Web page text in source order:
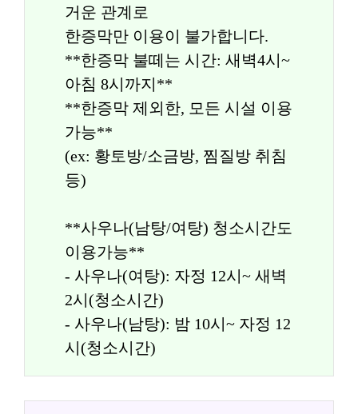
거운 관계로
한증막만 이용이 불가합니다.
**한증막 불떼는 시간: 새벽4시~
아침 8시까지**
**한증막 제외한, 모든 시설 이용
가능**
(ex: 황토방/소금방, 찜질방 취침
등)
**사우나(남탕/여탕) 청소시간도
이용가능**
- 사우나(여탕): 자정 12시~ 새벽
2시(청소시간)
- 사우나(남탕): 밤 10시~ 자정 12
시(청소시간)